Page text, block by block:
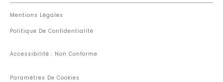
Mentions Légales
Politique De Confidentialité
Accessibilité : Non Conforme
Paramètres De Cookies